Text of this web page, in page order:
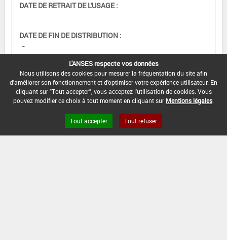
DATE DE RETRAIT DE L'USAGE :
-
DATE DE FIN DE DISTRIBUTION :
-
DATE DE FIN D'UTILISATION :
-
Seigle*Désherbage
L'ANSES respecte vos données
Nous utilisons des cookies pour mesurer la fréquentation du site afin
d'améliorer son fonctionnement et d'optimiser votre expérience utilisateur. En
cliquant sur "Tout accepter", vous acceptez l'utilisation de cookies. Vous
pouvez modifier ce choix à tout moment en cliquant sur Mentions légales
Tout accepter Tout refuser